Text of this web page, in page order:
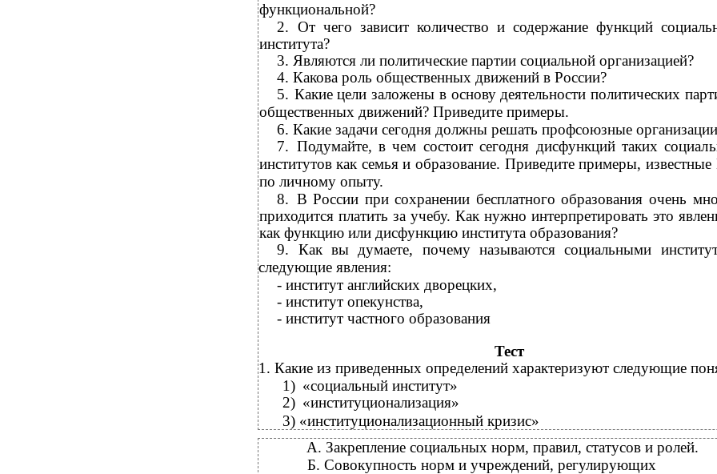
функциональной?
2. От чего зависит количество и содержание функций
института?
3. Являются ли политические партии социальной организацией?
4. Какова роль общественных движений в России?
5. Какие цели заложены в основу деятельности политических
общественных движений? Приведите примеры.
6. Какие задачи сегодня должны решать профсоюзные
7. Подумайте, в чем состоит сегодня дисфункций таких
институтов как семья и образование. Приведите примеры,
по личному опыту.
8. В России при сохранении бесплатного образования очень
приходится платить за учебу. Как нужно интерпретировать это
как функцию или дисфункцию института образования?
9.
Как вы думаете, почему называются социальными
следующие явления:
- институт английских дворецких,
- институт опекунства,
- институт частного образования
Тест
1. Какие из приведенных определений характеризуют следующие
1) «социальный институт»
2) «институционализация»
3) «институционализационный кризис»
А. Закрепление социальных норм, правил, статусов и ролей.
Б. Совокупность норм и учреждений, регулирующих